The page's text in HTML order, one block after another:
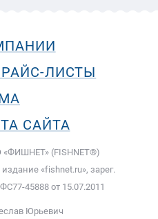
ЛИСТЫ
САЙТА
«ФИШНЕТ» (FISHNET®)
«fishnet.ru», зарег.
45888 от 15.07.2011
Юрьевич